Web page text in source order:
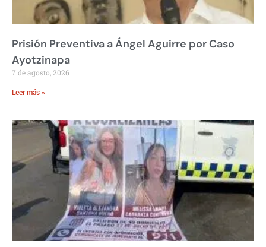
Prisión Preventiva a Ángel Aguirre por Caso
Ayotzinapa
7 de agosto, 2026
Leer más »